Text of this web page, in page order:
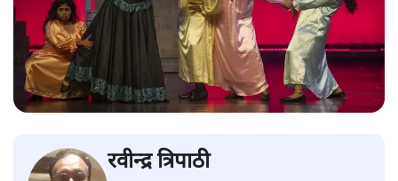
रवीन्द्र त्रिपाठी